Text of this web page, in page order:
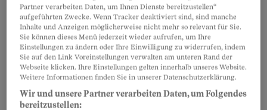
Partner verarbeiten Daten, um Ihnen Dienste bereitzustellen“
aufgeführten Zwecke. Wenn Tracker deaktiviert sind, sind manche
Inhalte und Anzeigen möglicherweise nicht mehr so relevant für Sie.
Sie können dieses Menü jederzeit wieder aufrufen, um Ihre
Einstellungen zu ändern oder Ihre Einwilligung zu widerrufen, indem
Sie auf den Link Voreinstellungen verwalten am unteren Rand der
Webseite klicken. Ihre Einstellungen gelten innerhalb unseres Website.
Weitere Informationen finden Sie in unserer Datenschutzerklärung.
Wir und unsere Partner verarbeiten Daten, um Folgendes
bereitzustellen: